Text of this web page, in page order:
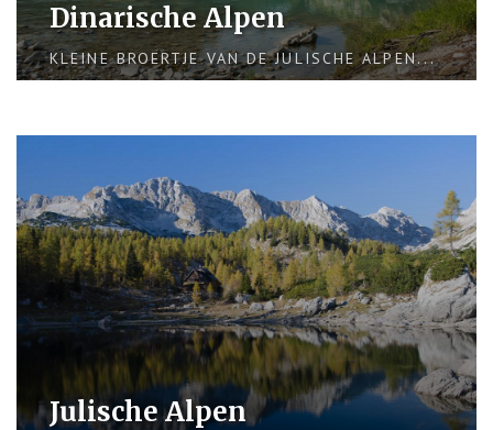
Dinarische Alpen
KLEINE BROERTJE VAN DE JULISCHE ALPEN...
Julische Alpen